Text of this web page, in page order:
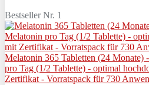
Bestseller Nr. 1
Melatonin 365 Tabletten (24 Monate)
pro Tag (1/2 Tablette) - optimal
Zertifikat - Vorratspack für 730